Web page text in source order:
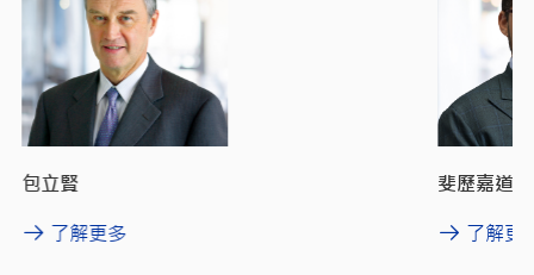
包立賢
了解更多
斐歷嘉道理
了解更